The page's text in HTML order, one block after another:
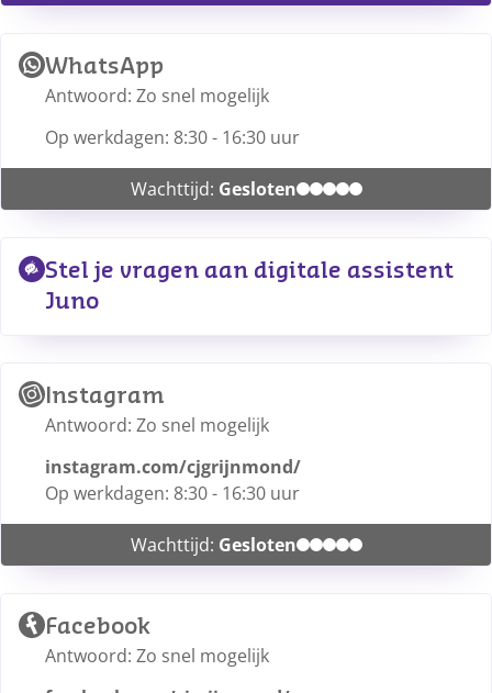
WhatsApp
Antwoord: Zo snel mogelijk
Op werkdagen: 8:30 - 16:30 uur
Wachttijd: Gesloten
Stel je vragen aan digitale assistent
Juno
Instagram
Antwoord: Zo snel mogelijk
instagram.com/cjgrijnmond/
Op werkdagen: 8:30 - 16:30 uur
Wachttijd: Gesloten
Facebook
Antwoord: Zo snel mogelijk